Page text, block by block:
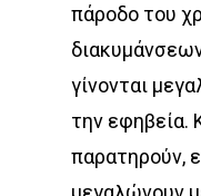
πάροδο του
γίνονται
την εφηβεία.
παρατηρούν,